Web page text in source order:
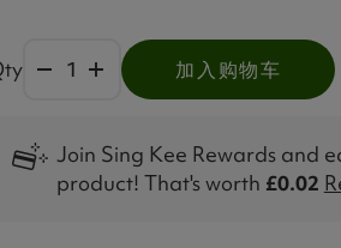
加入购物车
Join Sing Kee Rewards and
product! That's worth £0.02